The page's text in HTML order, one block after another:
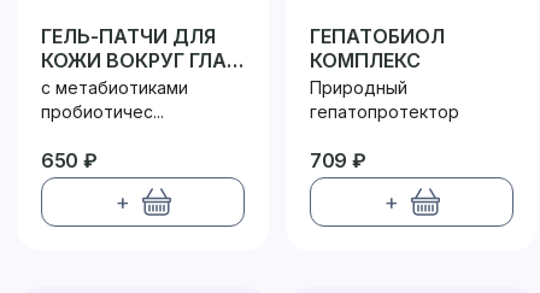
ГЕЛЬ-ПАТЧИ ДЛЯ
КОЖИ ВОКРУГ ГЛАЗ
ПРОБИОТИК /
PROBIOTIC
с метабиотиками
пробиотичес...
650 ₽
+
ГЕПАТОБИОЛ
КОМПЛЕКС
Природный
гепатопротектор
709 ₽
+